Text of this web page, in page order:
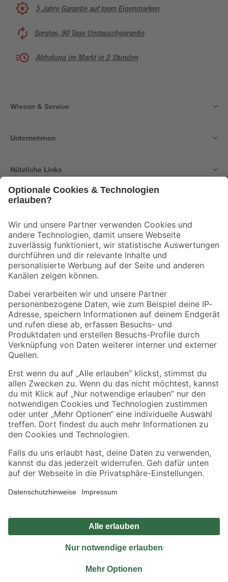
5 Jahre Garantie auf toom Eigenmarken
Sorglos, 90 Tage Umtauschgarantie
Abholung im Markt in 2 Stunden
Wissen & Service
Unternehmen
Nützliche Links
Der toom Newsletter: Keine Angebote und Aktionen mehr verpassen!
Zur Newsletter Anmeldung
Folge uns
Zahlungsarten Versandarten
Sicher einkaufen
Jetzt die toom-App herunterladen
Alle Preisangaben in EUR inkl. gesetzl. MwSt.. Die dargestellten Angebote sind unter
Umständen nicht in allen Märkten verfügbar. Die angegebenen Verfügbarkeiten beziehen
Produkte nur solange der Vorrat reicht.
*Paketversand ab 59 € versandkostenfrei, gilt nicht für Artikel mit Speditionsversand, hier
Privatsphäre Impressum
Nutzungsbedingungen
Widerrufsrecht
Vertrag widerrufen
© 2026 toom Baumarkt GmbH